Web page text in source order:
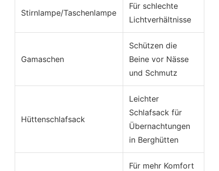
Stirnlampe/Taschenlampe
Für schlechte
Lichtverhältnisse
Gamaschen
Schützen die
Beine vor Nässe
und Schmutz
Hüttenschlafsack
Leichter
Schlafsack für
Übernachtungen
in Berghütten
Für mehr Komfort